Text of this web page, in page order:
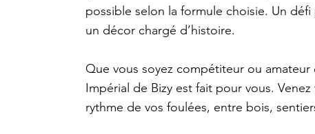
possible selon la formule choisie. Un
un décor chargé d’histoire.
Que vous soyez compétiteur ou amateur
Impérial de Bizy est fait pour vous.
rythme de vos foulées, entre bois,